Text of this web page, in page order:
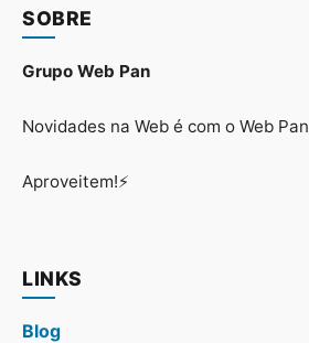
SOBRE
Grupo Web Pan
Novidades na Web é com o Web Pan
Aproveitem!⚡
LINKS
Blog